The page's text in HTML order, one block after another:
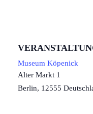
Museum Köpenick
Alter Markt 1
Berlin, 12555